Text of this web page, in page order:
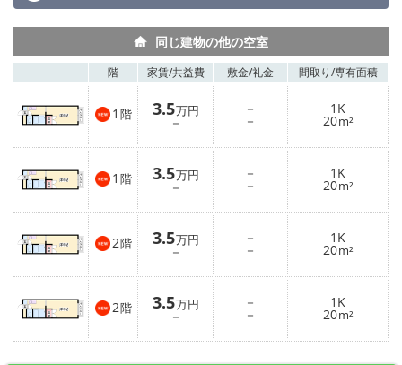
同じ建物の他の空室
階 家賃/共益費 敷金/礼金 間取り/専有面積
1 階 3.5万円
－
－
－
1K
20m²
1 階 3.5万円
－
－
－
1K
20m²
2階 3.5万円
－
－
－
1K
20m²
2階 3.5万円
－
－
－
1K
20m²